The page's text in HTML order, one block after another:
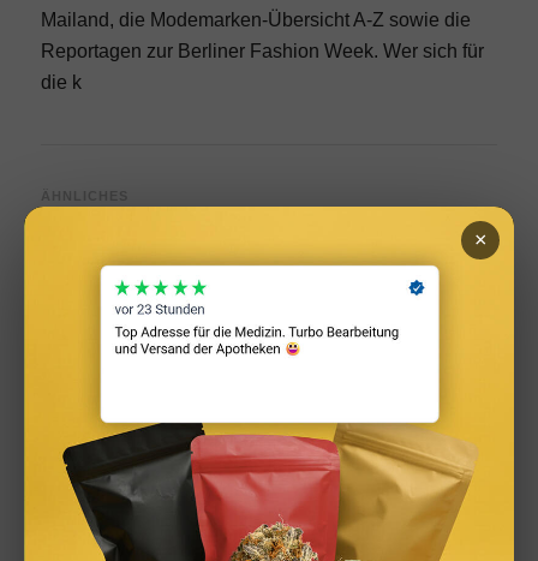
Mailand, die Modemarken-Übersicht A-Z sowie die
Reportagen zur Berliner Fashion Week. Wer sich für
die k
ÄHNLICHES
Infused Kitchen bei FIV: Das neue Cannabis-Kochportal
×